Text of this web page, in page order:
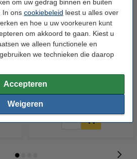
om uw gedrag binnen en buiten
In ons cookiebeleid leest u alles over
en hoe u uw voorkeuren kunt
om akkoord te gaan. Kiest u
we alleen functionele en
we technieken die daarop
Accepteren
Weigeren
Aliencell X1 Laser Engraver